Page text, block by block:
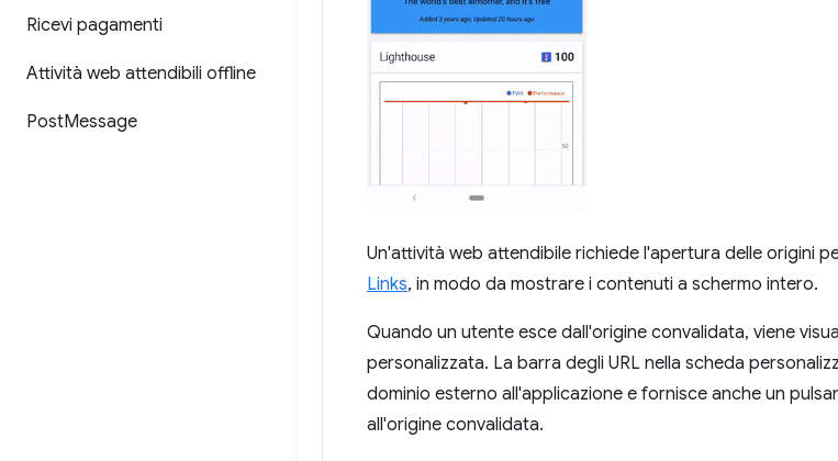
Ricevi pagamenti
Attività web attendibili offline
PostMessage
Un'attività web attendibile richiede l'apertura delle origini
Links, in modo da mostrare i contenuti a schermo intero.
Quando un utente esce dall'origine convalidata, viene
personalizzata. La barra degli URL nella scheda
dominio esterno all'applicazione e fornisce anche un
all'origine convalidata.